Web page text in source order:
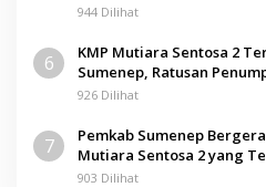
944 Dilihat
6
KMP Mutiara Sentosa 2
Sumenep, Ratusan
926 Dilihat
7
Pemkab Sumenep
Mutiara Sentosa 2 yang
903 Dilihat